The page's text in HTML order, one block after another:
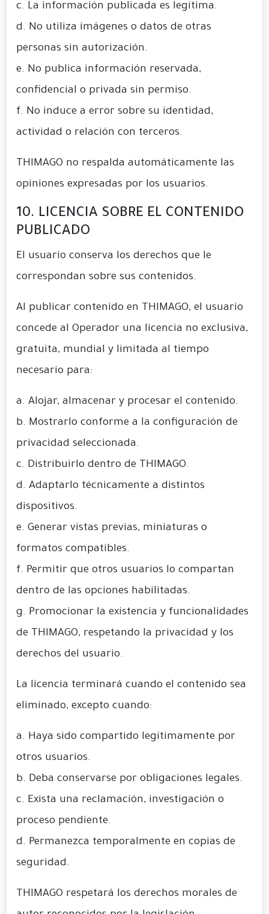
c. La información publicada es legítima.
d. No utiliza imágenes o datos de otras
personas sin autorización.
e. No publica información reservada,
confidencial o privada sin permiso.
f. No induce a error sobre su identidad,
actividad o relación con terceros.
THIMAGO no respalda automáticamente las
opiniones expresadas por los usuarios.
10. LICENCIA SOBRE EL CONTENIDO
PUBLICADO
El usuario conserva los derechos que le
correspondan sobre sus contenidos.
Al publicar contenido en THIMAGO, el usuario
concede al Operador una licencia no exclusiva,
gratuita, mundial y limitada al tiempo
necesario para:
a. Alojar, almacenar y procesar el contenido.
b. Mostrarlo conforme a la configuración de
privacidad seleccionada.
c. Distribuirlo dentro de THIMAGO.
d. Adaptarlo técnicamente a distintos
dispositivos.
e. Generar vistas previas, miniaturas o
formatos compatibles.
f. Permitir que otros usuarios lo compartan
dentro de las opciones habilitadas.
g. Promocionar la existencia y funcionalidades
de THIMAGO, respetando la privacidad y los
derechos del usuario.
La licencia terminará cuando el contenido sea
eliminado, excepto cuando:
a. Haya sido compartido legítimamente por
otros usuarios.
b. Deba conservarse por obligaciones legales.
c. Exista una reclamación, investigación o
proceso pendiente.
d. Permanezca temporalmente en copias de
seguridad.
THIMAGO respetará los derechos morales de